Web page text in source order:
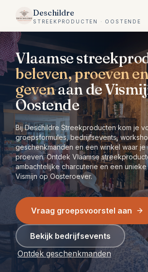
Deschildre
STREEKPRODUCTEN · OOSTENDE
Vlaamse
beleven, proeven
gevenaan de
Oostende
Bij Deschildre Streekproducten kom je
groepsformules, bedrijfsevents,
geschenkmanden en een winkel waar
proeven. Ontdek Vlaamse
ambachtelijke charcuterie en een
Vismijn op Oosteroever.
Vraag groepsvoorstel aan
Bekijk bedrijfsevents
Ontdek geschenkmanden